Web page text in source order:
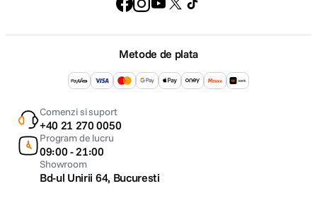
Metode de plata
Comenzi si suport
+40 21 270 0050
Program de lucru
09:00 - 21:00
Showroom
Bd-ul Unirii 64, Bucuresti